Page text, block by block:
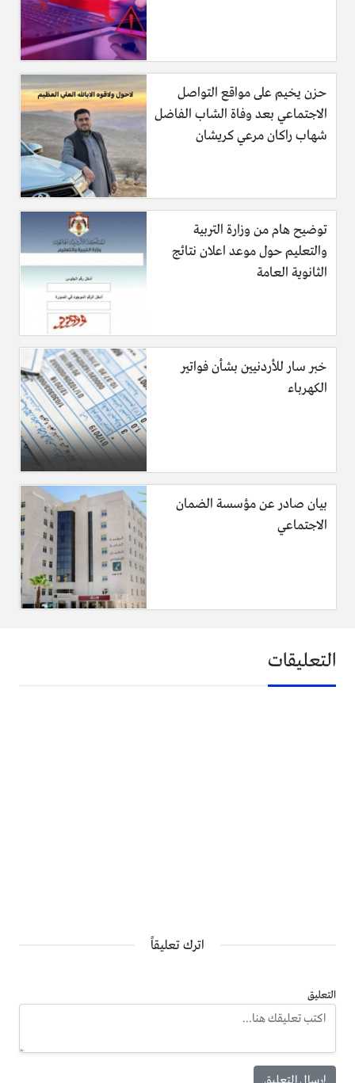
حزن يخيم على مواقع التواصل
الاجتماعي بعد وفاة الشاب الفاضل
شهاب راكان مرعي كريشان
توضيح هام من وزارة التربية
والتعليم حول موعد اعلان نتائج
الثانوية العامة
خبر سار للأردنيين بشأن فواتير
الكهرباء
بيان صادر عن مؤسسة الضمان
الاجتماعي
التعليقات
اترك تعليقاً
التعليق